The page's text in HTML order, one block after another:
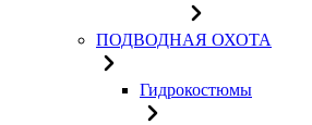
ПОДВОДНАЯ ОХОТА
Гидрокостюмы